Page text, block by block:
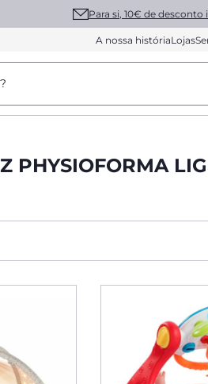
Para si, 10€ de desconto
A nossa históriaLojas
PHYSIOFORMA